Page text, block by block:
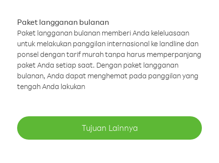
Paket langganan bulanan
Paket langganan bulanan memberi Anda keleluasaan
untuk melakukan panggilan internasional ke landline dan
ponsel dengan tarif murah tanpa harus memperpanjang
paket Anda setiap saat. Dengan paket langganan
bulanan, Anda dapat menghemat pada panggilan yang
tengah Anda lakukan
Tujuan Lainnya